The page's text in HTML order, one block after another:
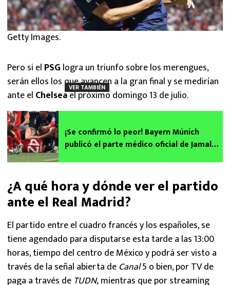
Getty Images.
Pero si el PSG logra un triunfo sobre los merengues,
serán ellos los que avancen a la gran final y se medirían
ante el Chelseael próximo domingo 13 de julio.
VER TAMBIÉN
¡Se confirmó lo peor! Bayern Múnich
publicó el parte médico oficial de Jamal
¿A qué hora y dónde ver el partido
ante el Real Madrid?
El partido entre el cuadro francés y los españoles, se
tiene agendado para disputarse esta tarde a las 13:00
horas, tiempo del centro de México y podrá ser visto a
través de la señal abierta de Canal5 o bien, por TV de
paga a través de TUDN,mientras que por streaming